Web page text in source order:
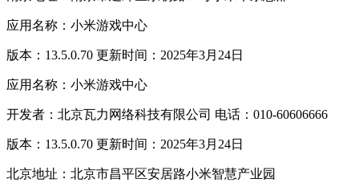
应用名称：小米游戏中心
版本：13.5.0.70 更新时间：2025年3月24日
应用名称：小米游戏中心
开发者：北京瓦力网络科技有限公司 电话：010-60606666
版本：13.5.0.70 更新时间：2025年3月24日
北京地址：北京市昌平区安居路小米智慧产业园